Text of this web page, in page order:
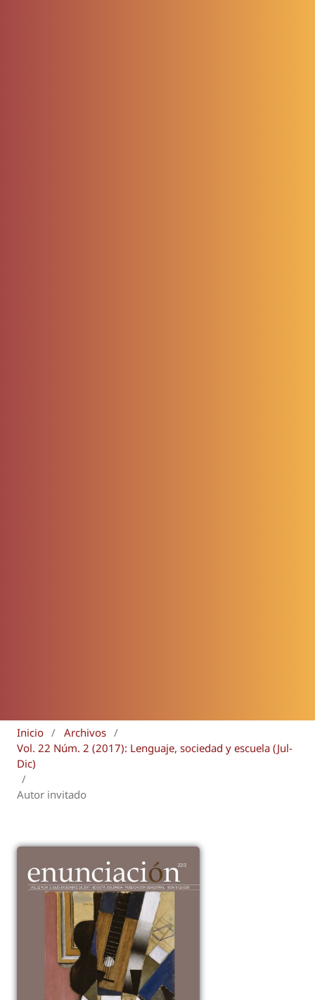
Inicio / Archivos /
Vol. 22 Núm. 2 (2017): Lenguaje, sociedad y escuela (Jul-
Dic)
/
Autor invitado